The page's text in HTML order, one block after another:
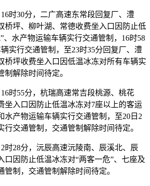
时30分，二广高速东常段回复厂、澧
桥坪、柳叶湖、常德收费坐入口因防止低
、水产物运输车辆实行交通管制，16时58
实行交通管制，至23时35分回复厂、澧
桥坪收费坐入口因低温冰冻对所有车辆实
制解除时间待定。
时55分，杭瑞高速常吉段桃源、桃花
坐入口因防止低温冰冻对7座以上的客运
水产物运输车辆实行交通管制，至20日2
行交通管制，交通管制解除时间待定。
28分，沅辰高速沅陵南、辰溪北、辰
口因防止低温冰冻对“两客一危”、七座及
管制，交通管制解除时间待定。